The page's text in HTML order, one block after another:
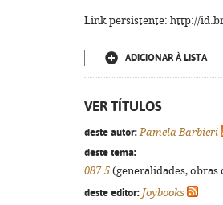
Link persistente: http://
ADICIONAR À LISTA
VER TÍTULOS
deste autor: Pamela Barbieri
deste tema:
087.5 (generalidades,
deste editor: Joybooks